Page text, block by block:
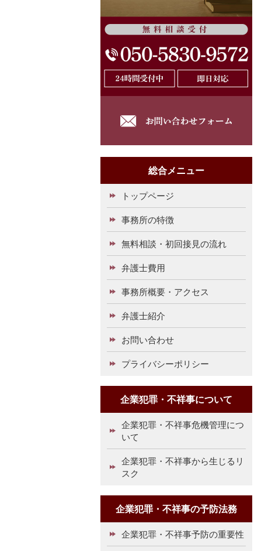
総合メニュー
トップページ
事務所の特徴
無料相談・初回接見の流れ
弁護士費用
事務所概要・アクセス
弁護士紹介
お問い合わせ
プライバシーポリシー
企業犯罪・不祥事について
企業犯罪・不祥事危機管理につ
いて
企業犯罪・不祥事から生じるリ
スク
企業犯罪・不祥事の予防法務
企業犯罪・不祥事予防の重要性